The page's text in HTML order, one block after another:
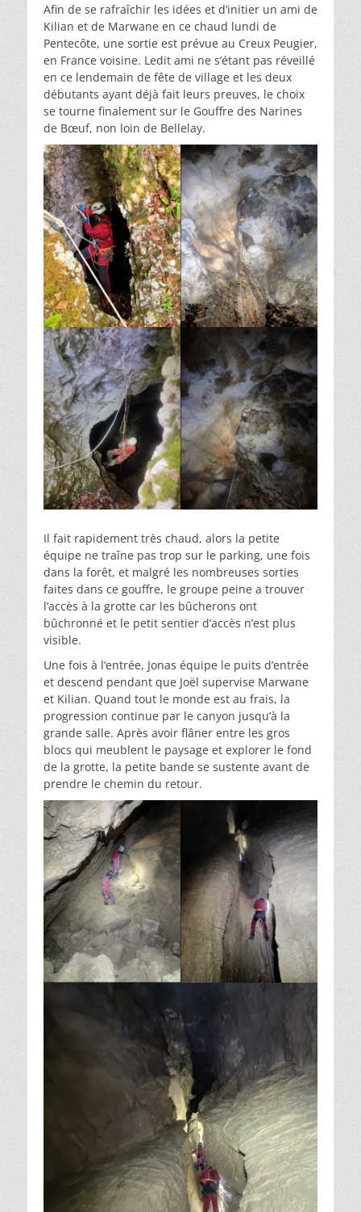
Afin de se rafraîchir les idées et d’initier un ami de
Kilian et de Marwane en ce chaud lundi de
Pentecôte, une sortie est prévue au Creux Peugier,
en France voisine. Ledit ami ne s’étant pas réveillé
en ce lendemain de fête de village et les deux
débutants ayant déjà fait leurs preuves, le choix
se tourne finalement sur le Gouffre des Narines
de Bœuf, non loin de Bellelay.
Il fait rapidement très chaud, alors la petite
équipe ne traîne pas trop sur le parking, une fois
dans la forêt, et malgré les nombreuses sorties
faites dans ce gouffre, le groupe peine a trouver
l’accès à la grotte car les bûcherons ont
bûchronné et le petit sentier d’accès n’est plus
visible.
Une fois à l’entrée, Jonas équipe le puits d’entrée
et descend pendant que Joël supervise Marwane
et Kilian. Quand tout le monde est au frais, la
progression continue par le canyon jusqu’à la
grande salle. Après avoir flâner entre les gros
blocs qui meublent le paysage et explorer le fond
de la grotte, la petite bande se sustente avant de
prendre le chemin du retour.